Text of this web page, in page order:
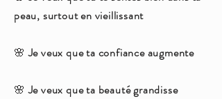
peau, surtout en vieillissant
🌸Je veux que ta confiance augmente
🌸Je veux que ta beauté grandisse